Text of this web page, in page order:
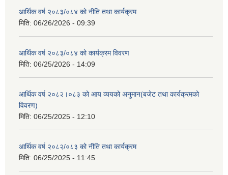
आर्थिक वर्ष २०८३/०८४ को नीति तथा कार्यक्रम
मिति: 06/26/2026 - 09:39
आर्थिक वर्ष २०८३/०८४ को कार्यक्रम विवरण
मिति: 06/25/2026 - 14:09
आर्थिक वर्ष २०८२।०८३ को आय व्ययको अनुमान(बजेट तथा कार्यक्रमको
विवरण)
मिति: 06/25/2025 - 12:10
आर्थिक वर्ष २०८२/०८३ को नीति तथा कार्यक्रम
मिति: 06/25/2025 - 11:45